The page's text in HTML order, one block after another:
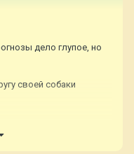
дело глупое, но
своей собаки